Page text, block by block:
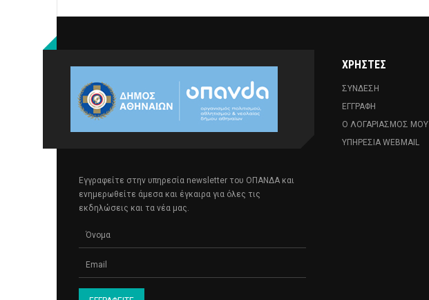
Εγγραφείτε στην υπηρεσία newsletter του ΟΠΑΝΔΑ και
ενημερωθείτε άμεσα και έγκαιρα για όλες τις
εκδηλώσεις και τα νέα μας.
ΧΡΉΣΤΕΣ
ΣΎΝΔΕΣΗ
ΕΓΓΡΑΦΉ
Ο ΛΟΓΑΡΙΑΣΜΌΣ ΜΟΥ
ΥΠΗΡΕΣΊΑ WEBMAIL